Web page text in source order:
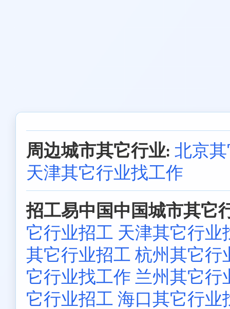
周边城市其它行业: 北京
天津其它行业找工作
招工易中国中国城市其它
它行业招工 天津其它行业
其它行业招工 杭州其它行
它行业找工作 兰州其它行
它行业招工 海口其它行业